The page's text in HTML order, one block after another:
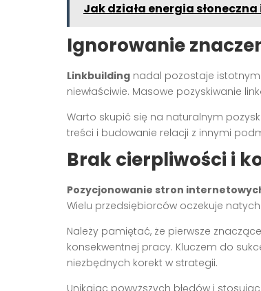
Jak działa energia
Ignorowanie
Linkbuilding nadal pozostaje
niewłaściwie. Masowe pozyskiwanie
Warto skupić się na naturalnym
treści i budowanie relacji z innymi
Brak cierpliwości i
Pozycjonowanie stron
Wielu przedsiębiorców oczekuje
Należy pamiętać, że pierwsze
konsekwentnej pracy. Kluczem do
niezbędnych korekt w strategii.